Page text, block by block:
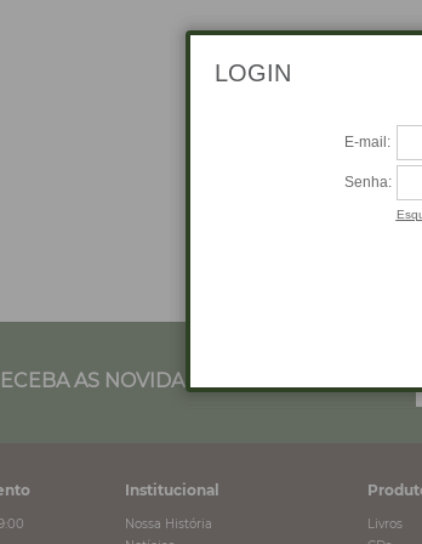
AS NOVIDADES NO SEU E-MAIL
Institucional
Nossa História
Livros